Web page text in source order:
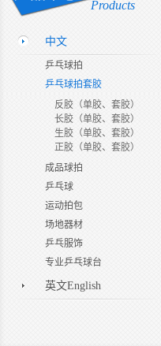
Products
中文
乒乓球拍
乒乓球拍套胶
反胶（单胶、套胶）
长胶（单胶、套胶）
生胶（单胶、套胶）
正胶（单胶、套胶）
成品球拍
乒乓球
运动拍包
场地器材
乒乓服饰
专业乒乓球台
英文English